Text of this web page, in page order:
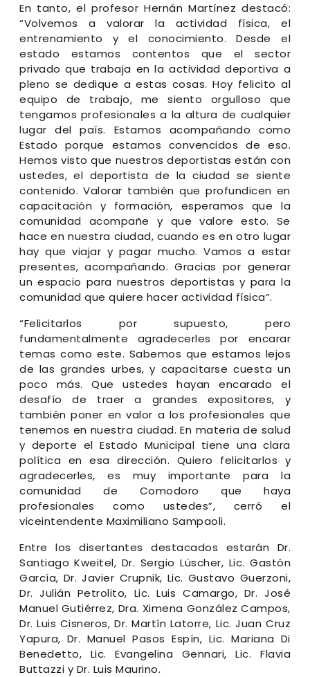
En tanto, el profesor Hernán Martínez destacó:
“Volvemos a valorar la actividad física, el
entrenamiento y el conocimiento. Desde el
estado estamos contentos que el sector
privado que trabaja en la actividad deportiva a
pleno se dedique a estas cosas. Hoy felicito al
equipo de trabajo, me siento orgulloso que
tengamos profesionales a la altura de cualquier
lugar del país. Estamos acompañando como
Estado porque estamos convencidos de eso.
Hemos visto que nuestros deportistas están con
ustedes, el deportista de la ciudad se siente
contenido. Valorar también que profundicen en
capacitación y formación, esperamos que la
comunidad acompañe y que valore esto. Se
hace en nuestra ciudad, cuando es en otro lugar
hay que viajar y pagar mucho. Vamos a estar
presentes, acompañando. Gracias por generar
un espacio para nuestros deportistas y para la
comunidad que quiere hacer actividad física”.
“Felicitarlos por supuesto, pero
fundamentalmente agradecerles por encarar
temas como este. Sabemos que estamos lejos
de las grandes urbes, y capacitarse cuesta un
poco más. Que ustedes hayan encarado el
desafío de traer a grandes expositores, y
también poner en valor a los profesionales que
tenemos en nuestra ciudad. En materia de salud
y deporte el Estado Municipal tiene una clara
política en esa dirección. Quiero felicitarlos y
agradecerles, es muy importante para la
comunidad de Comodoro que haya
profesionales como ustedes”, cerró el
viceintendente Maximiliano Sampaoli.
Entre los disertantes destacados estarán Dr.
Santiago Kweitel, Dr. Sergio Lüscher, Lic. Gastón
García, Dr. Javier Crupnik, Lic. Gustavo Guerzoni,
Dr. Julián Petrolito, Lic. Luis Camargo, Dr. José
Manuel Gutiérrez, Dra. Ximena González Campos,
Dr. Luis Cisneros, Dr. Martín Latorre, Lic. Juan Cruz
Yapura, Dr. Manuel Pasos Espín, Lic. Mariana Di
Benedetto, Lic. Evangelina Gennari, Lic. Flavia
Buttazzi y Dr. Luis Maurino.